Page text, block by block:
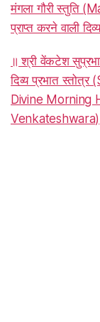
मंगला गौरी स्तुति
प्राप्त करने वाली
॥ श्री वेंकटेश
दिव्य प्रभात
Divine Morning
Venkateshwara)